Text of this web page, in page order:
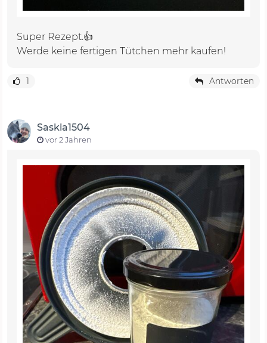
Super Rezept.👍
Werde keine fertigen Tütchen mehr kaufen!
1 Antworten
Saskia1504
vor 2 Jahren